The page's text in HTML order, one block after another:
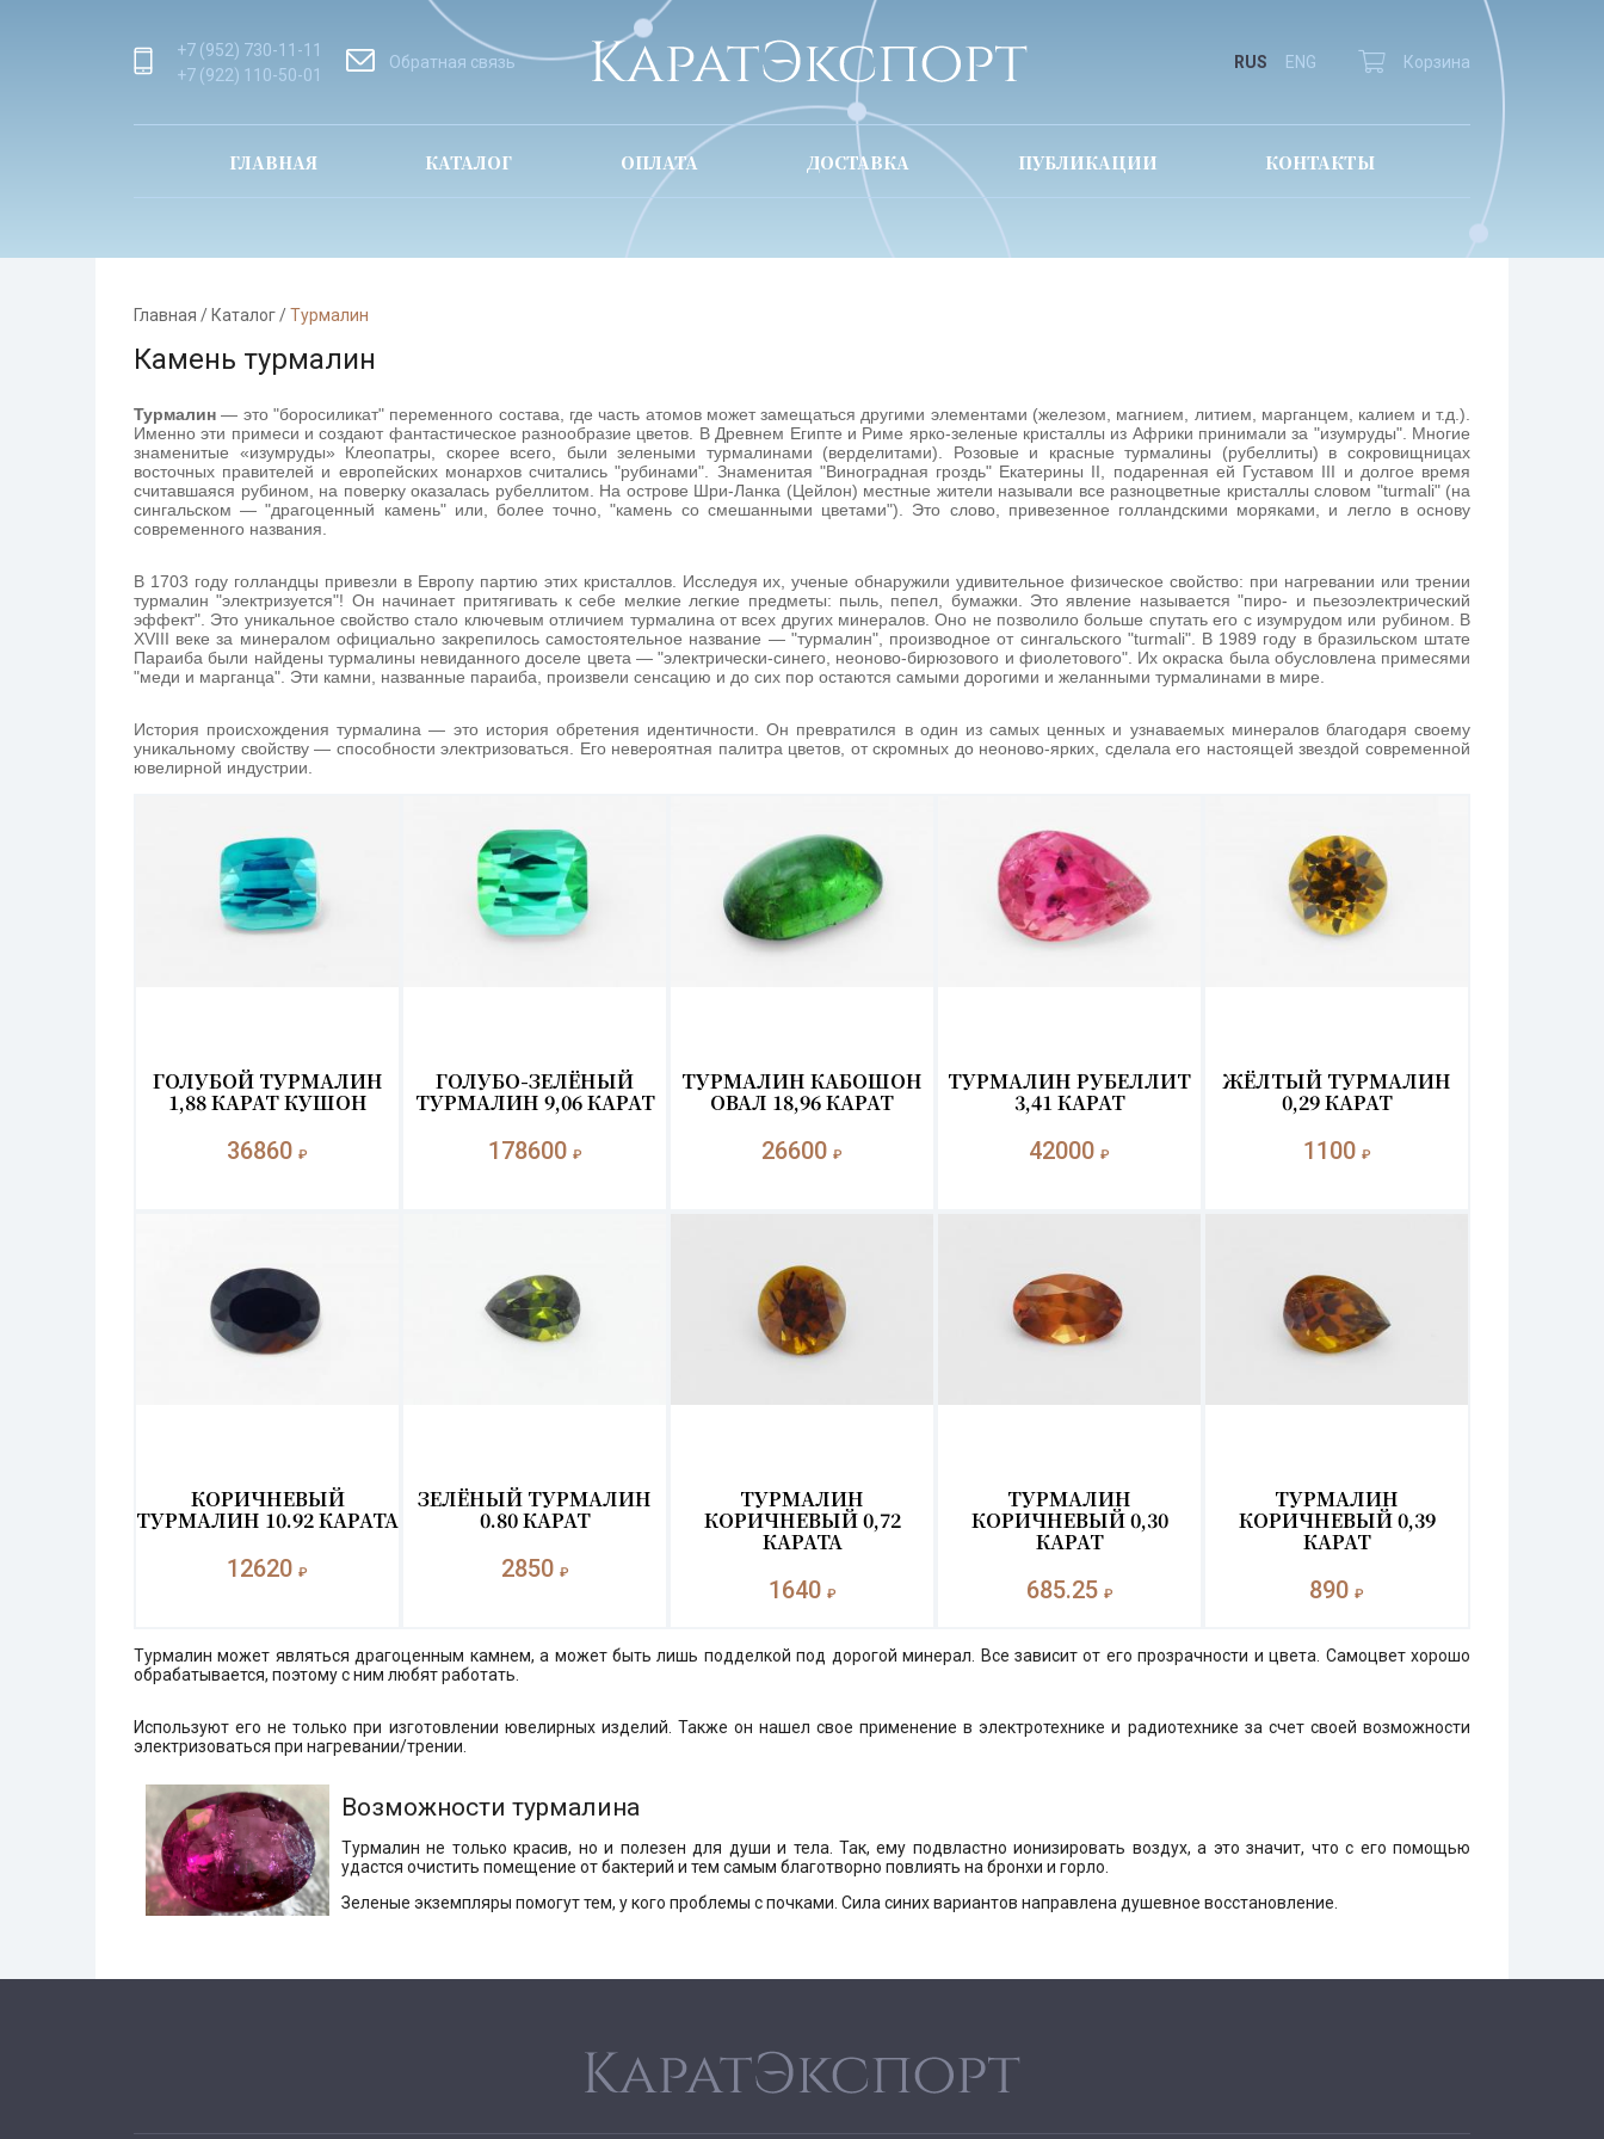
+7 (952) 730-11-11
+7 (922) 110-50-01
Обратная связь RUS ENG Корзина
ГЛАВНАЯ КАТАЛОГ ОПЛАТА ДОСТАВКА ПУБЛИКАЦИИ КОНТАКТЫ
Главная / Каталог/Турмалин
Камень турмалин
Турмалин — это "боросиликат" переменного состава, где часть атомов может замещаться другими элементами (железом, магнием, литием, марганцем, калием и т.д.).
Именно эти примеси и создают фантастическое разнообразие цветов. В Древнем Египте и Риме ярко-зеленые кристаллы из Африки принимали за "изумруды". Многие
знаменитые «изумруды» Клеопатры, скорее всего, были зелеными турмалинами (верделитами). Розовые и красные турмалины (рубеллиты) в сокровищницах
восточных правителей и европейских монархов считались "рубинами". Знаменитая "Виноградная гроздь" Екатерины II, подаренная ей Густавом III и долгое время
считавшаяся рубином, на поверку оказалась рубеллитом. На острове Шри-Ланка (Цейлон) местные жители называли все разноцветные кристаллы словом "turmali" (на
сингальском — "драгоценный камень" или, более точно, "камень со смешанными цветами"). Это слово, привезенное голландскими моряками, и легло в основу
современного названия.
В 1703 году голландцы привезли в Европу партию этих кристаллов. Исследуя их, ученые обнаружили удивительное физическое свойство: при нагревании или трении
турмалин "электризуется"! Он начинает притягивать к себе мелкие легкие предметы: пыль, пепел, бумажки. Это явление называется "пиро- и пьезоэлектрический
эффект". Это уникальное свойство стало ключевым отличием турмалина от всех других минералов. Оно не позволило больше спутать его с изумрудом или рубином. В
XVIII веке за минералом официально закрепилось самостоятельное название — "турмалин", производное от сингальского "turmali". В 1989 году в бразильском штате
Параиба были найдены турмалины невиданного доселе цвета — "электрически-синего, неоново-бирюзового и фиолетового". Их окраска была обусловлена примесями
"меди и марганца". Эти камни, названные параиба, произвели сенсацию и до сих пор остаются самыми дорогими и желанными турмалинами в мире.
История происхождения турмалина — это история обретения идентичности. Он превратился в один из самых ценных и узнаваемых минералов благодаря своему
уникальному свойству — способности электризоваться. Его невероятная палитра цветов, от скромных до неоново-ярких, сделала его настоящей звездой современной
ювелирной индустрии.
ГОЛУБОЙ ТУРМАЛИН
1,88 КАРАТ КУШОН
36860 ₽
ГОЛУБО-ЗЕЛЁНЫЙ
ТУРМАЛИН 9,06 КАРАТ
178600 ₽
ТУРМАЛИН КАБОШОН
ОВАЛ 18,96 КАРАТ
26600 ₽
ТУРМАЛИН РУБЕЛЛИТ
3,41 КАРАТ
42000 ₽
ЖЁЛТЫЙ ТУРМАЛИН
0,29 КАРАТ
1100 ₽
КОРИЧНЕВЫЙ
ТУРМАЛИН 10.92 КАРАТА
12620 ₽
ЗЕЛЁНЫЙ ТУРМАЛИН
0.80 КАРАТ
2850 ₽
ТУРМАЛИН
КОРИЧНЕВЫЙ 0,72
КАРАТА
1640 ₽
ТУРМАЛИН
КОРИЧНЕВЫЙ 0,30
КАРАТ
685.25 ₽
ТУРМАЛИН
КОРИЧНЕВЫЙ 0,39
КАРАТ
890 ₽
Турмалин может являться драгоценным камнем, а может быть лишь подделкой под дорогой минерал. Все зависит от его прозрачности и цвета. Самоцвет хорошо
обрабатывается, поэтому с ним любят работать.
Используют его не только при изготовлении ювелирных изделий. Также он нашел свое применение в электротехнике и радиотехнике за счет своей возможности
электризоваться при нагревании/трении.
Возможности турмалина
Турмалин не только красив, но и полезен для души и тела. Так, ему подвластно ионизировать воздух, а это значит, что с его помощью
удастся очистить помещение от бактерий и тем самым благотворно повлиять на бронхи и горло.
Зеленые экземпляры помогут тем, у кого проблемы с почками. Сила синих вариантов направлена душевное восстановление.